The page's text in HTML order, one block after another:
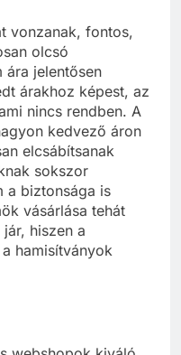
vonzanak, fontos,
olcsó
ára jelentősen
árakhoz képest, az
nincs rendben. A
kedvező áron
elcsábítsanak
sokszor
a biztonsága is
vásárlása tehát
hiszen a
hamisítványok